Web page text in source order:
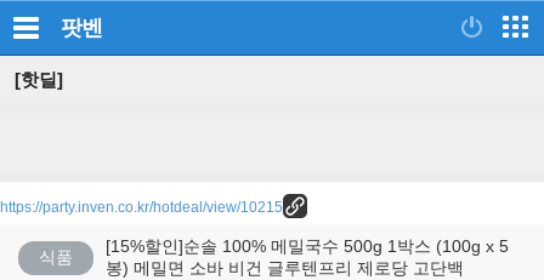
팟벤
[핫딜]
https://party.inven.co.kr/hotdeal/view/10215
식품
[15%할인]순솔 100% 메밀국수 500g 1박스 (100g x 5
봉) 메밀면 소바 비건 글루텐프리 제로당 고단백